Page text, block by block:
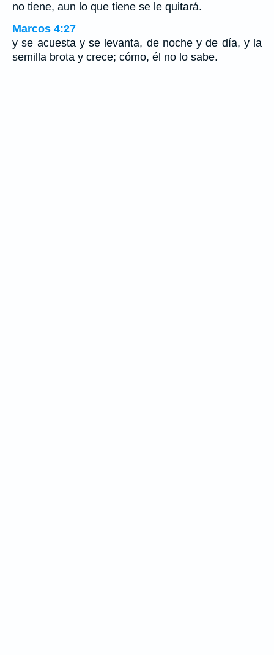
no tiene, aun lo que tiene se le quitará.
Marcos 4:27
y se acuesta y se levanta, de noche y de día, y la
semilla brota y crece; cómo, él no lo sabe.